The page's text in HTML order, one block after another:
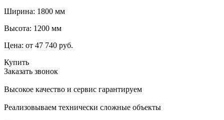
Ширина: 1800 мм
Высота: 1200 мм
Цена: от 47 740 руб.
Купить
Заказать звонок
Высокое качество и сервис гарантируем
Реализовываем технически сложные объекты